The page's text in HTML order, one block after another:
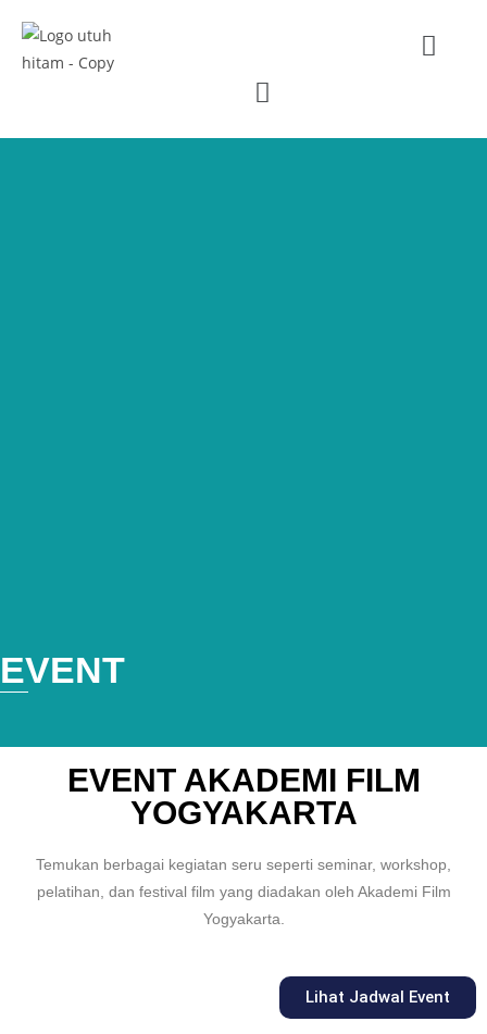
EVENT
EVENT AKADEMI FILM
YOGYAKARTA
Temukan berbagai kegiatan seru seperti seminar, workshop,
pelatihan, dan festival film yang diadakan oleh Akademi Film
Yogyakarta.
Lihat Jadwal Event